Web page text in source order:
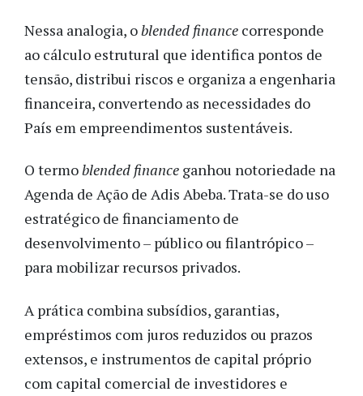
Nessa analogia, oblended finance corresponde
ao cálculo estrutural que identifica pontos de
tensão, distribui riscos e organiza a engenharia
financeira, convertendo as necessidades do
País em empreendimentos sustentáveis.
O termoblended finance ganhou notoriedade na
Agenda de Ação de Adis Abeba. Trata-se do uso
estratégico de financiamento de
desenvolvimento – público ou filantrópico –
para mobilizar recursos privados.
A prática combina subsídios, garantias,
empréstimos com juros reduzidos ou prazos
extensos, e instrumentos de capital próprio
com capital comercial de investidores e